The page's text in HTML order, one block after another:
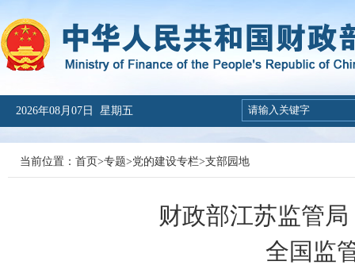
2026年08月07日 星期五
当前位置： 首页>专题>党的建设专栏>支部园地
财政部江苏监管
全国监